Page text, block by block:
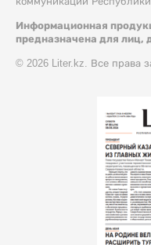
Информационная
предназначена для лиц,
© 2026 Liter.kz. Все права